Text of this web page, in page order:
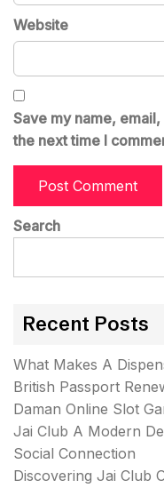
Website
Save my name,
the next time I
Search
Recent Posts
What Makes A
British Passport
Daman Online Slot
Jai Club A Modern
Social Connection
Discovering Jai Club